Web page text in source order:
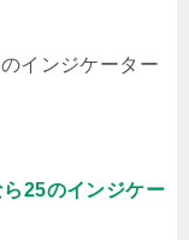
インジケーター
25のインジケー